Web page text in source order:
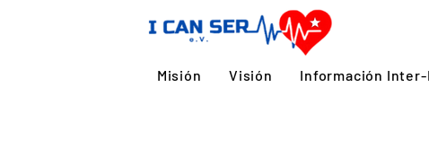
Misión Visión Información Inter-